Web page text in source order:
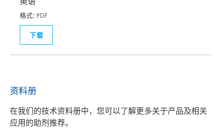
格式: PDF
下载
资料册
在我们的技术资料册中，您可以了解更多关于产品及相关
应用的助剂推荐。